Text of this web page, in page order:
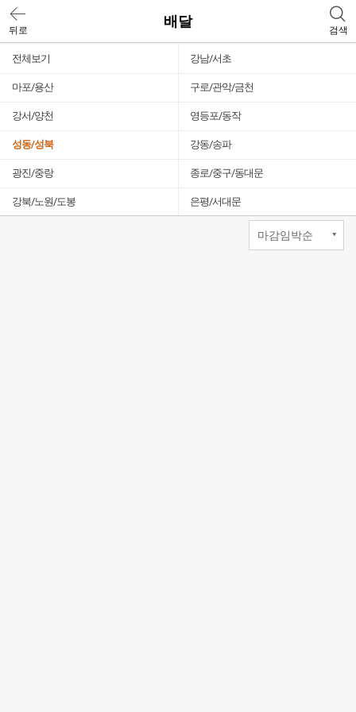
뒤로
배달
검색
전체보기 강남/서초
마포/용산 구로/관악/금천
강서/양천 영등포/동작
성동/성북 강동/송파
광진/중랑 종로/중구/동대문
강북/노원/도봉 은평/서대문